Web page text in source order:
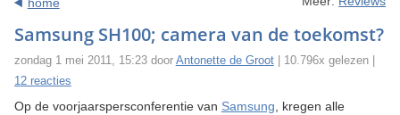
home
Samsung SH100; camera van de toekomst?
zondag 1 mei 2011, 15:23 door Antonette de Groot| 10.796x gelezen |
12 reacties
Op de voorjaarspersconferentie van Samsung, kregen alle